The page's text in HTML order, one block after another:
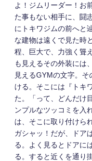
よ！ジムリーダー！お
た事もない相手に、闘
にトキワジムの前へと
な建物は遠くで見た時
程、巨大で、力強く聳
も見えるその外装には
見えるGYMの文字。
ける。そこには『トキ
た。「って、どんだけ
ンプルなツッコミを入
は、そこに取り付けら
ガシャッ！だが、ドア
る。よく見るとドアに
る。すると近くを通り